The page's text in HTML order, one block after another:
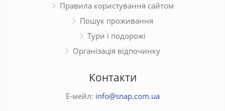
Правила користування сайтом
Пошук проживання
Тури і подорожі
Організація відпочинку
Контакти
Е-мейл: info@snap.com.ua